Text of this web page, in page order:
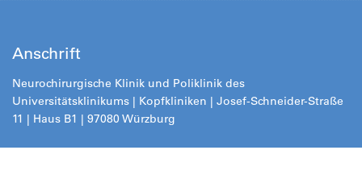
Anschrift
Neurochirurgische Klinik und Poliklinik des
Universitätsklinikums | Kopfkliniken | Josef-Schneider-Straße
11 | Haus B1 | 97080 Würzburg